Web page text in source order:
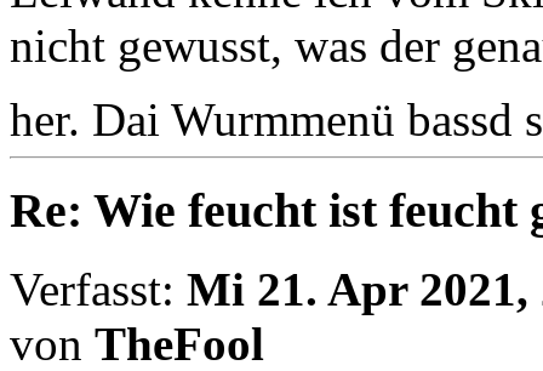
nicht gewusst, was der
her. Dai Wurmmenü bassd
Re: Wie feucht ist feucht
Verfasst: Mi 21. Apr 2021,
von TheFool